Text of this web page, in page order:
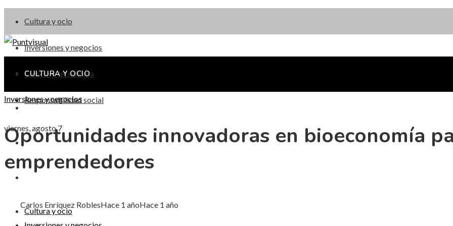
Cultura y ocio
Inversiones y negocios
Ciencia y tecnología
Responsabilidad social
viernes, agosto 7
CULTURA Y OCIO
CIENCIA Y TECNOLOGÍA
Cultura y ocio
Inversiones y negocios
Oportunidades innovadoras en bioeconomía
emprendedores
Carlos Enríquez RoblesHace 1 añoHace 1 año